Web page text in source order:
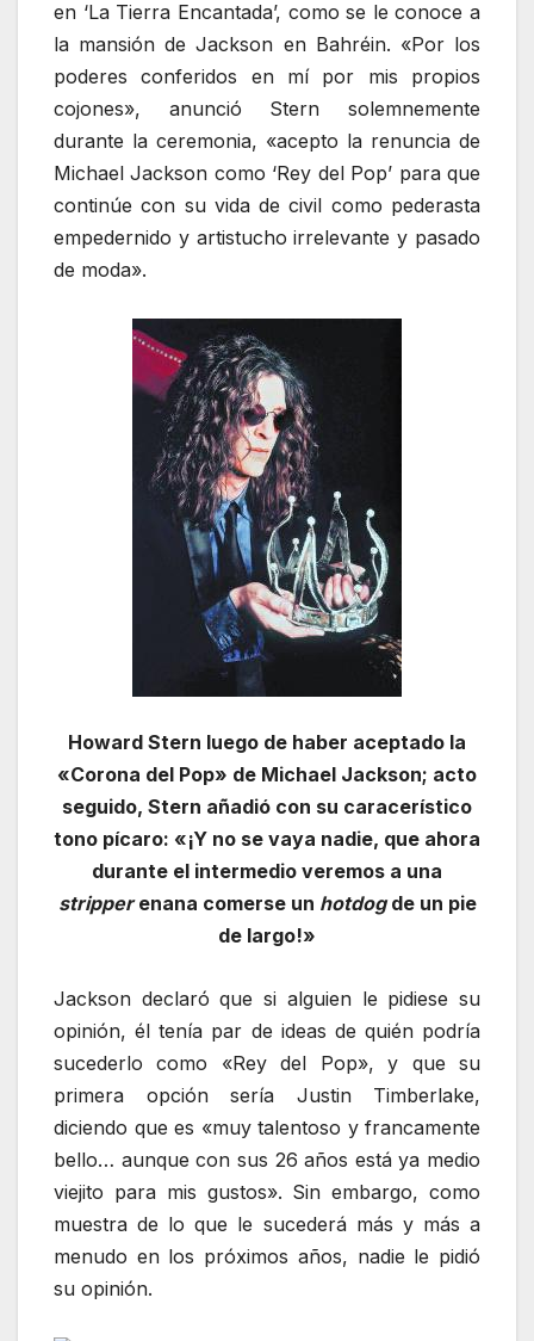
en ‘La Tierra Encantada’, como se le conoce a
la mansión de Jackson en Bahréin. «Por los
poderes conferidos en mí por mis propios
cojones», anunció Stern solemnemente
durante la ceremonia, «acepto la renuncia de
Michael Jackson como ‘Rey del Pop’ para que
continúe con su vida de civil como pederasta
empedernido y artistucho irrelevante y pasado
de moda».
Howard Stern luego de haber aceptado la
«Corona del Pop» de Michael Jackson; acto
seguido, Stern añadió con su caracerístico
tono pícaro: «¡Y no se vaya nadie, que ahora
durante el intermedio veremos a una
stripperenana comerse un hotdogde un pie
de largo!»
Jackson declaró que si alguien le pidiese su
opinión, él tenía par de ideas de quién podría
sucederlo como «Rey del Pop», y que su
primera opción sería Justin Timberlake,
diciendo que es «muy talentoso y francamente
bello… aunque con sus 26 años está ya medio
viejito para mis gustos». Sin embargo, como
muestra de lo que le sucederá más y más a
menudo en los próximos años, nadie le pidió
su opinión.